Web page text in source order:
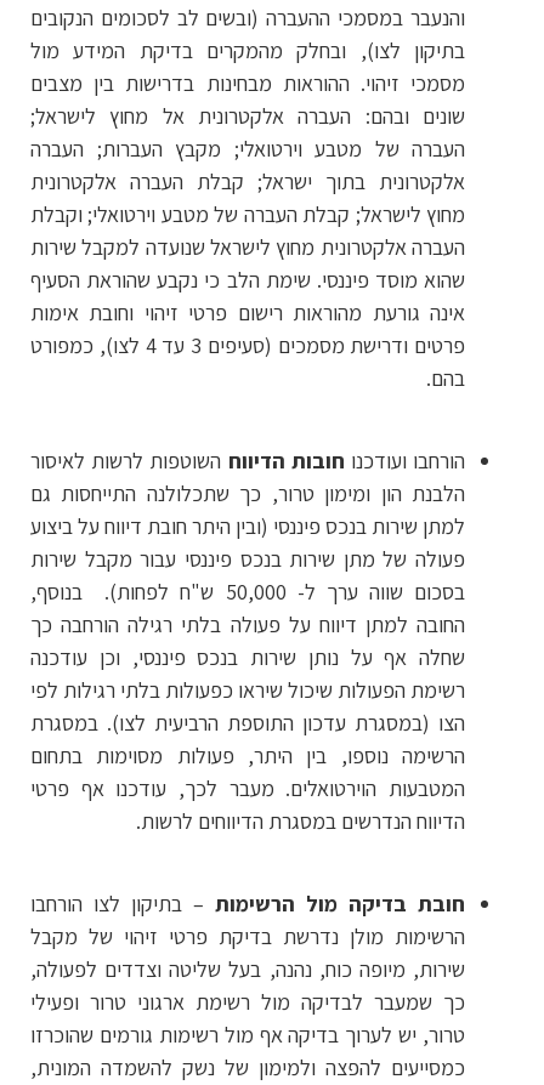
והנעבר במסמכי ההעברה (ובשים לב לסכומים הנקובים
בתיקון לצו), ובחלק מהמקרים בדיקת המידע מול
מסמכי זיהוי. ההוראות מבחינות בדרישות בין מצבים
שונים ובהם: העברה אלקטרונית אל מחוץ לישראל;
העברה של מטבע וירטואלי; מקבץ העברות; העברה
אלקטרונית בתוך ישראל; קבלת העברה אלקטרונית
מחוץ לישראל; קבלת העברה של מטבע וירטואלי; וקבלת
העברה אלקטרונית מחוץ לישראל שנועדה למקבל שירות
שהוא מוסד פיננסי. שימת הלב כי נקבע שהוראת הסעיף
אינה גורעת מהוראות רישום פרטי זיהוי וחובת אימות
פרטים ודרישת מסמכים (סעיפים 3 עד 4 לצו), כמפורט
בהם.
הורחבו ועודכנו חובות הדיווח השוטפות לרשות לאיסור
הלבנת הון ומימון טרור, כך שתכלולנה התייחסות גם
למתן שירות בנכס פיננסי (ובין היתר חובת דיווח על ביצוע
פעולה של מתן שירות בנכס פיננסי עבור מקבל שירות
בסכום שווה ערך ל- 50,000 ש"ח לפחות). בנוסף,
החובה למתן דיווח על פעולה בלתי רגילה הורחבה כך
שחלה אף על נותן שירות בנכס פיננסי, וכן עודכנה
רשימת הפעולות שיכול שיראו כפעולות בלתי רגילות לפי
הצו (במסגרת עדכון התוספת הרביעית לצו). במסגרת
הרשימה נוספו, בין היתר, פעולות מסוימות בתחום
המטבעות הוירטואלים. מעבר לכך, עודכנו אף פרטי
הדיווח הנדרשים במסגרת הדיווחים לרשות.
חובת בדיקה מול הרשימות – בתיקון לצו הורחבו
הרשימות מולן נדרשת בדיקת פרטי זיהוי של מקבל
שירות, מיופה כוח, נהנה, בעל שליטה וצדדים לפעולה,
כך שמעבר לבדיקה מול רשימת ארגוני טרור ופעילי
טרור, יש לערוך בדיקה אף מול רשימות גורמים שהוכרזו
כמסייעים להפצה ולמימון של נשק להשמדה המונית,